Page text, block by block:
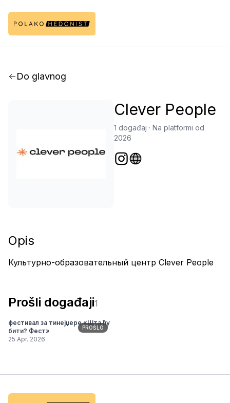
Do glavnog
Clever People
1 događaj ·Na platformi od
2026
Opis
Культурно-образовательный центр Clever People
Prošli događaji1
PROŠLO
фестивал за тинејџере «Шта ћу
бити? Фест»
25 Apr. 2026